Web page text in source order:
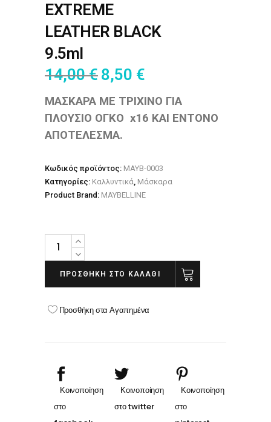
EXTREME
LEATHER BLACK
9.5ml
14,00€ 8,50 €
ΜΑΣΚΑΡΑ ΜΕ ΤΡΙΧΙΝΟ ΓΙΑ
ΠΛΟΥΣΙΟ ΟΓΚΟ x16 ΚΑΙ ΕΝΤΟΝΟ
ΑΠΟΤΕΛΕΣΜΑ.
Κωδικός προϊόντος: MAYB-0003
Κατηγορίες: Καλλυντικά, Μάσκαρα
Product Brand: MAYBELLINE
MAYBELLINE
MASCARA
COLOSSAL
GO!
EXTREME
quantity
ΠΡΟΣΘΉΚΗ ΣΤΟ ΚΑΛΆΘΙ
Προσθήκη στα Αγαπημένα